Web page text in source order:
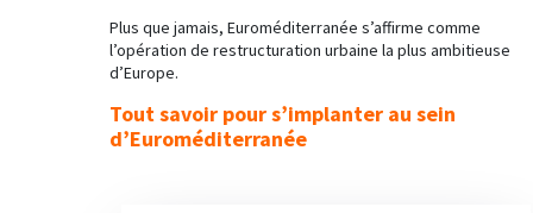
Plus que jamais, Euroméditerranée s’affirme comme
l’opération de restructuration urbaine la plus ambitieuse
d’Europe.
Tout savoir pour s’implanter au sein
d’Euroméditerranée